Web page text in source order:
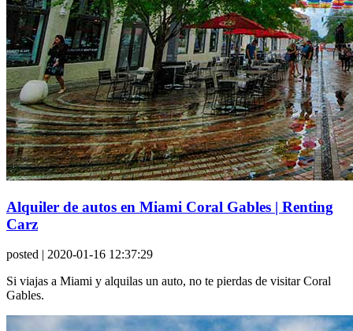
Alquiler de autos en Miami Coral Gables | Renting
Carz
posted | 2020-01-16 12:37:29
Si viajas a Miami y alquilas un auto, no te pierdas de visitar Coral
Gables.